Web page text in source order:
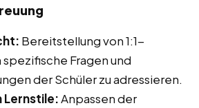
Bereitstellung von 1:1-
Fragen und
der Schüler zu adressieren.
Lernstile:Anpassen der